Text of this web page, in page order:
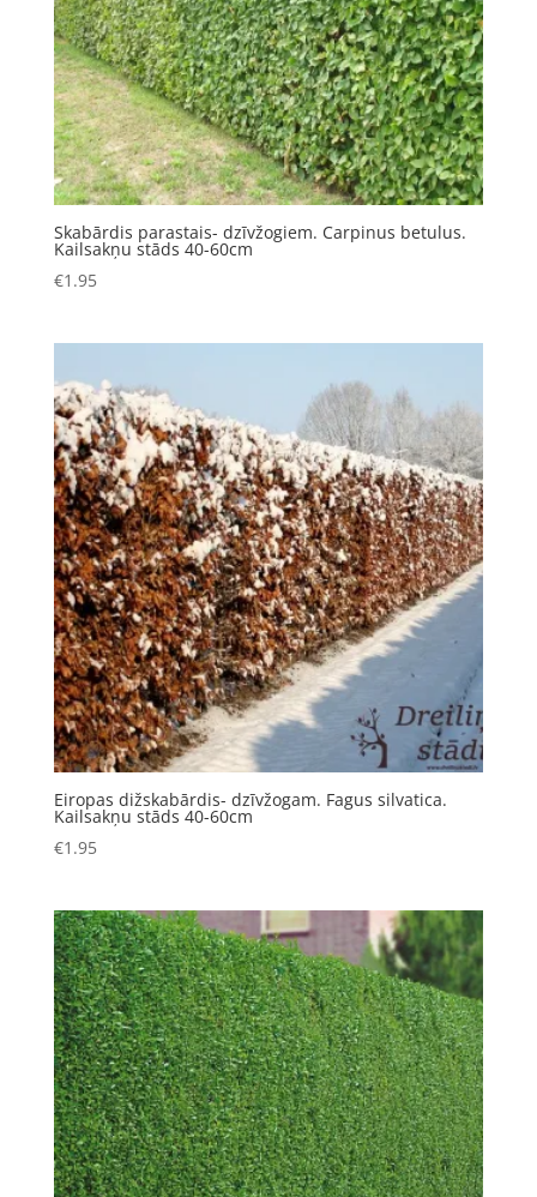
Skabārdis parastais- dzīvžogiem. Carpinus betulus.
Kailsakņu stāds 40-60cm
€1.95
Eiropas dižskabārdis- dzīvžogam. Fagus silvatica.
Kailsakņu stāds 40-60cm
€1.95